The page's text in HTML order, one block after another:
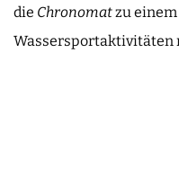
die Chronomatzu
Wassersportaktivitäten